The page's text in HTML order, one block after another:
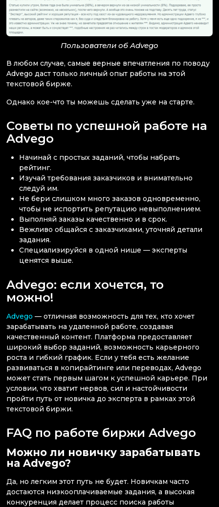
Пользователи об Advego
В любом случае, самые верные впечатления по поводу
Advego даст только личный опыт работы на этой
текстовой бирже.
Однако кое-что ты можешь сделать уже на старте.
Советы по успешной работе на
Advego
Начинай с простых заданий, чтобы набрать
рейтинг.
Изучай требования заказчиков и внимательно
следуй им.
Не бери слишком много заказов одновременно,
чтобы не испортить репутацию невыполнением.
Выполняй заказы качественно и в срок.
Вежливо общайся с заказчиками, уточняй детали
задания.
Специализируйся в одной нише — эксперты
ценятся выше.
Advego: если хочется, то
можно!
Advego — отличная возможность для тех, кто хочет
зарабатывать на удаленной работе, создавая
качественный контент. Платформа предоставляет
широкий выбор заданий, возможность карьерного
роста и гибкий график. Если у тебя есть желание
развиваться в копирайтинге или переводах, Advego
может стать первым шагом к успешной карьере. При
условии, что хватит нервов, сил и настойчивости
пройти путь от новичка до эксперта в рамках этой
текстовой биржи.
FAQ по работе биржи Advego
Можно ли новичку зарабатывать
на Advego?
Да, но легким этот путь не будет. Новичкам часто
достаются низкооплачиваемые задания, а высокая
конкуренция делает процесс поиска работы